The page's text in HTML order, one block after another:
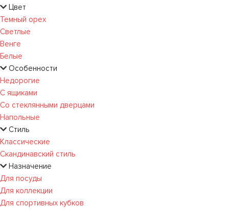
Цвет
Темный орех
Светлые
Венге
Белые
Особенности
Недорогие
С ящиками
Со стеклянными дверцами
Напольные
Стиль
Классические
Скандинавский стиль
Назначение
Для посуды
Для коллекции
Для спортивных кубков